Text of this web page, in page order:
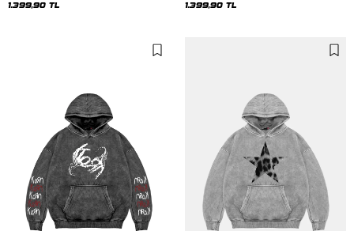
Hoodie
1.399,90 TL
Hoodie
1.399,90 TL